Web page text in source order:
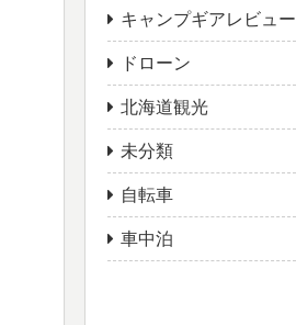
キャンプギアレビュー
ドローン
北海道観光
未分類
自転車
車中泊